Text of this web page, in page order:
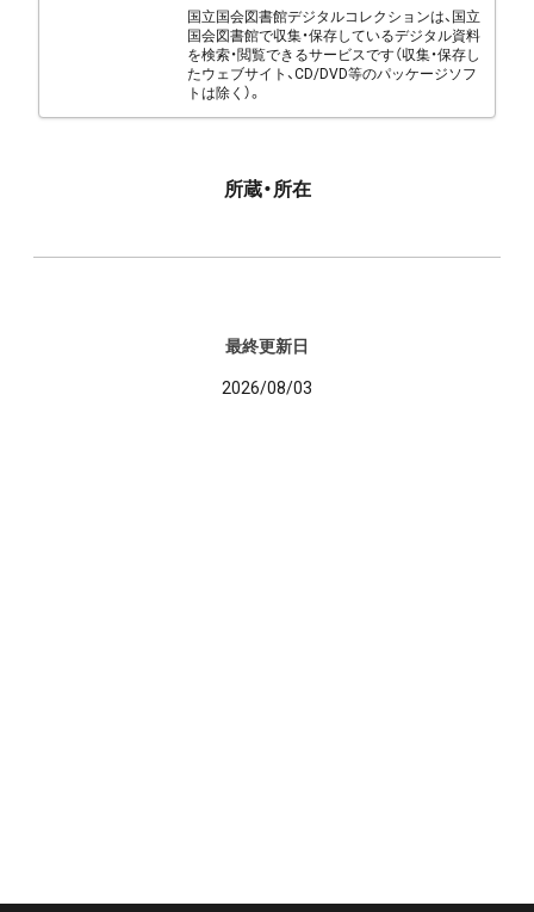
国立国会図書館デジタルコレクションは、国立
国会図書館で収集・保存しているデジタル資料
を検索・閲覧できるサービスです（収集・保存し
たウェブサイト、CD/DVD等のパッケージソフ
トは除く）。
所蔵・所在
最終更新日
2026/08/03